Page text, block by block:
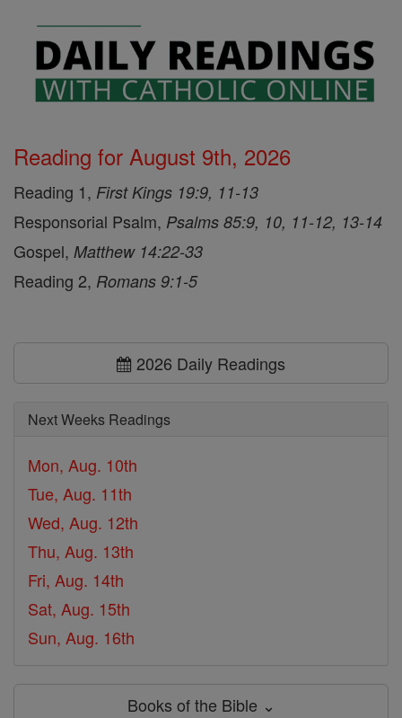
Reading for August 9th, 2026
Reading 1, First Kings 19:9, 11-13
Responsorial Psalm, Psalms 85:9, 10, 11-12, 13-14
Gospel, Matthew 14:22-33
Reading 2, Romans 9:1-5
2026 Daily Readings
Next Weeks Readings
Mon, Aug. 10th
Tue, Aug. 11th
Wed, Aug. 12th
Thu, Aug. 13th
Fri, Aug. 14th
Sat, Aug. 15th
Sun, Aug. 16th
Books of the Bible ⌄